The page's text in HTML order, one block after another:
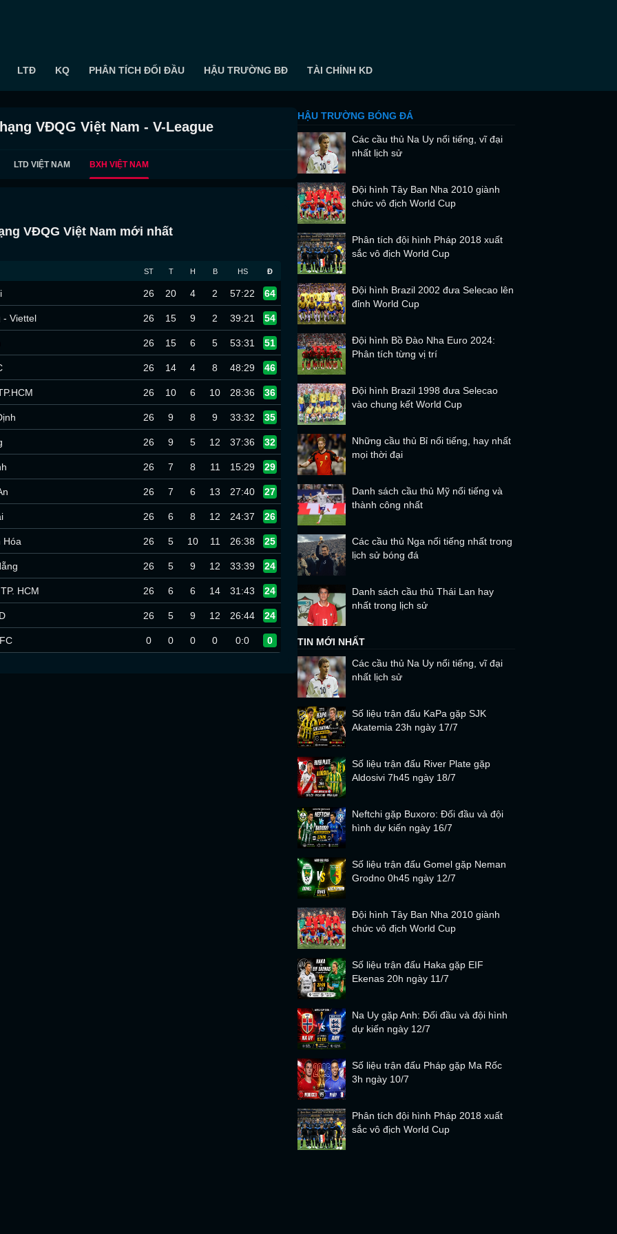
LTĐ KQ PHÂN TÍCH ĐỐI ĐẦU HẬU TRƯỜNG BĐ TÀI CHÍNH KD
VĐQG Việt Nam - V-League
LTD VIỆT NAM BXH VIỆT NAM
VĐQG Việt Nam mới nhất
ST T H B HS Đ
26 20 4 2 57:22 64
- Viettel 26 15 9 2 39:21 54
26 15 6 5 53:31 51
26 14 4 8 48:29 46
26 10 6 10 28:36 36
26 9 8 9 33:32 35
26 9 5 12 37:36 32
26 7 8 11 15:29 29
26 7 6 13 27:40 27
26 6 8 12 24:37 26
Hóa 26 5 10 11 26:38 25
26 5 9 12 33:39 24
HCM 26 6 6 14 31:43 24
26 5 9 12 26:44 24
0 0 0 0 0:0 0
HẬU TRƯỜNG BÓNG ĐÁ
Các cầu thủ Na Uy nổi tiếng, vĩ đại
nhất lịch sử
Đội hình Tây Ban Nha 2010 giành
chức vô địch World Cup
Phân tích đội hình Pháp 2018 xuất
sắc vô địch World Cup
Đội hình Brazil 2002 đưa Selecao lên
đỉnh World Cup
Đội hình Bồ Đào Nha Euro 2024:
Phân tích từng vị trí
Đội hình Brazil 1998 đưa Selecao
vào chung kết World Cup
Những cầu thủ Bỉ nổi tiếng, hay nhất
mọi thời đại
Danh sách cầu thủ Mỹ nổi tiếng và
thành công nhất
Các cầu thủ Nga nổi tiếng nhất trong
lịch sử bóng đá
Danh sách cầu thủ Thái Lan hay
nhất trong lịch sử
TIN MỚI NHẤT
Các cầu thủ Na Uy nổi tiếng, vĩ đại
nhất lịch sử
Số liệu trận đấu KaPa gặp SJK
Akatemia 23h ngày 17/7
Số liệu trận đấu River Plate gặp
Aldosivi 7h45 ngày 18/7
Neftchi gặp Buxoro: Đối đầu và đội
hình dự kiến ngày 16/7
Số liệu trận đấu Gomel gặp Neman
Grodno 0h45 ngày 12/7
Đội hình Tây Ban Nha 2010 giành
chức vô địch World Cup
Số liệu trận đấu Haka gặp EIF
Ekenas 20h ngày 11/7
Na Uy gặp Anh: Đối đầu và đội hình
dự kiến ngày 12/7
Số liệu trận đấu Pháp gặp Ma Rốc
3h ngày 10/7
Phân tích đội hình Pháp 2018 xuất
sắc vô địch World Cup